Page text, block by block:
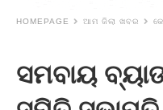
HOMEPAGE ଆମ ଜିଲା ଖବର
ସମବାୟ